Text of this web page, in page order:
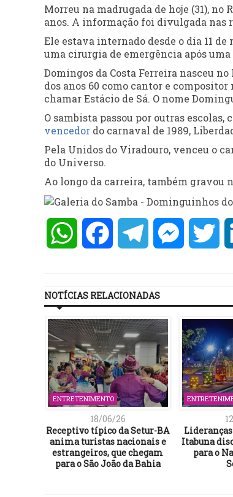
Morreu na madrugada de hoje (31),
anos. A informação foi divulgada nas
Ele estava internado desde o dia 11
uma cirurgia de emergência após
Domingos da Costa Ferreira nasceu
dos anos 60 como cantor e compositor
chamar Estácio de Sá. O nome
O sambista passou por outras
vencedor do carnaval de 1989,
Pela Unidos do Viradouro, venceu o
do Universo.
Ao longo da carreira, também gravou
WhatsAppFacebookTelegram
NOTÍCIAS RELACIONADAS
ENTRETENIMENTO
18/06/26
Receptivo típico da Setur-BA
anima turistas nacionais e
estrangeiros, que chegam
para o São João da Bahia
Itabuna
para o